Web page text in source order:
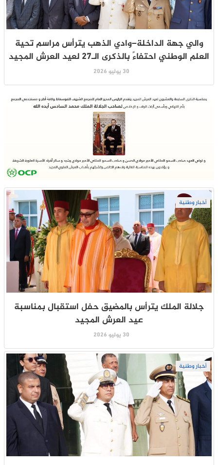
والي جهة الداخلة–وادي الذهب يترأس مراسم تحية
العلم الوطني احتفاءً بالذكرى الـ27 لعيد العرش المجيد
30 يوليو 2026
أخبار وطنية
جلالة الملك يترأس بالمضيق حفل استقبال بمناسبة
عيد العرش المجيد
30 يوليو 2026
أخبار وطنية